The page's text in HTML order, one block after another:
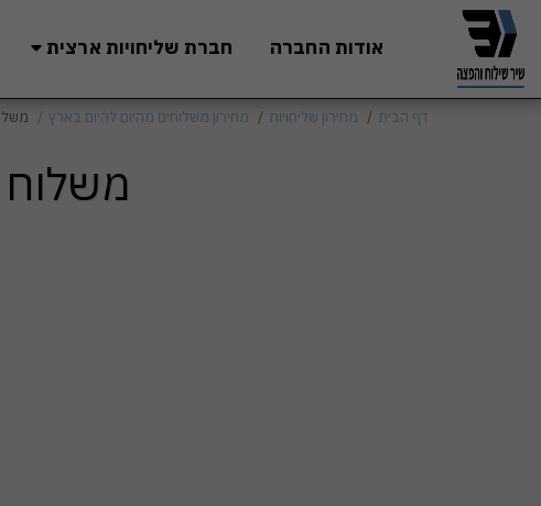
אודות החברה חברת שליחויות ארצית
דף הבית מחירון שליחויות מחירון משלוחים מהיום להיום בארץ
משלוח